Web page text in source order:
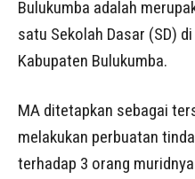
Bulukumba adalah
satu Sekolah Dasar (SD)
Kabupaten Bulukumba.
MA ditetapkan sebagai
melakukan perbuatan
terhadap 3 orang